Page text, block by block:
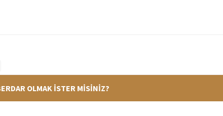
OLMAK İSTER MİSİNİZ?